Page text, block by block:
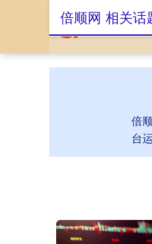
倍
台
倍顺网 相关话